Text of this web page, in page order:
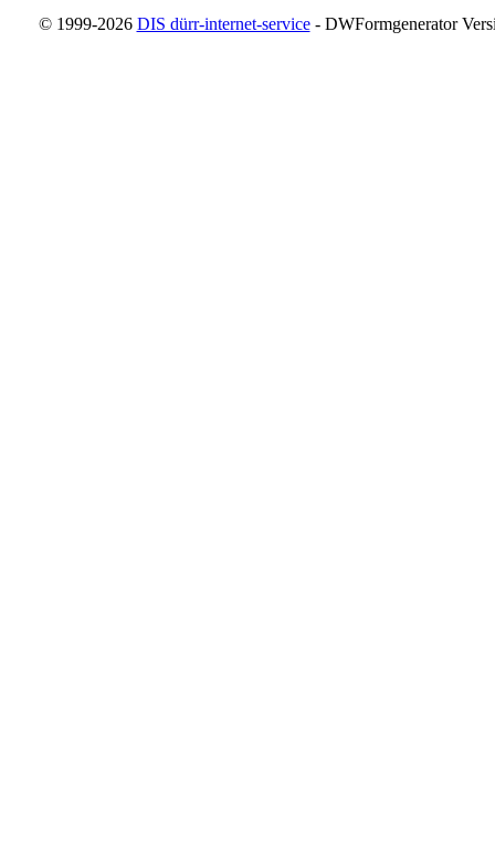
© 1999-2026 DIS dürr-internet-service- DWFormgenerator